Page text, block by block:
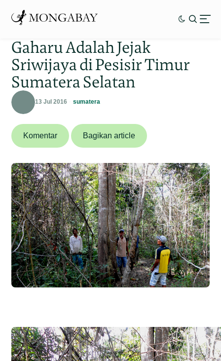
Gaharu Adalah Jejak
Sriwijaya di Pesisir Timur
Sumatera Selatan
13 Jul 2016 sumatera
Komentar Bagikan article